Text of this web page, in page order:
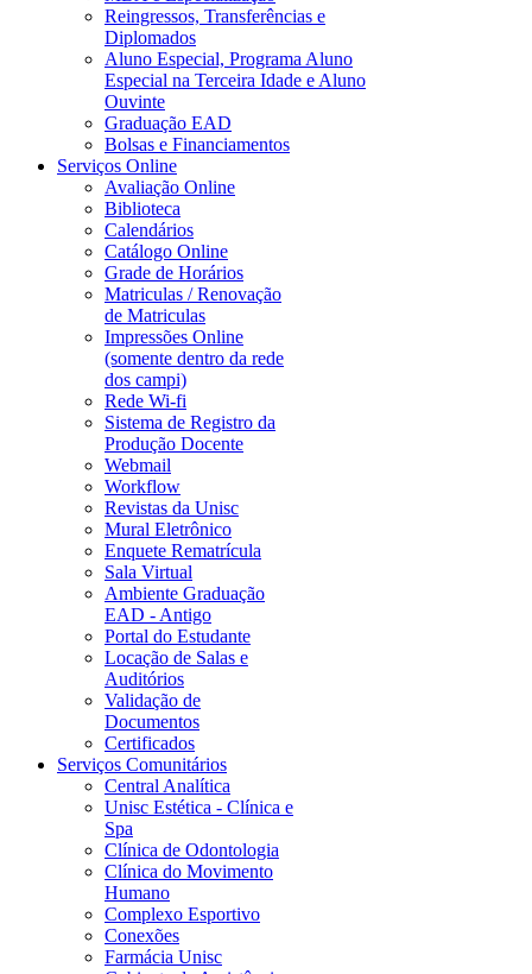
Reingressos, Transferências e
Diplomados
Aluno Especial, Programa Aluno
Especial na Terceira Idade e Aluno
Ouvinte
Graduação EAD
Bolsas e Financiamentos
Serviços Online
Avaliação Online
Biblioteca
Calendários
Catálogo Online
Grade de Horários
Matriculas / Renovação
de Matriculas
Impressões Online
(somente dentro da rede
dos campi)
Rede Wi-fi
Sistema de Registro da
Produção Docente
Webmail
Workflow
Revistas da Unisc
Mural Eletrônico
Enquete Rematrícula
Sala Virtual
Ambiente Graduação
EAD - Antigo
Portal do Estudante
Locação de Salas e
Auditórios
Validação de
Documentos
Certificados
Serviços Comunitários
Central Analítica
Unisc Estética - Clínica e
Spa
Clínica de Odontologia
Clínica do Movimento
Humano
Complexo Esportivo
Conexões
Farmácia Unisc